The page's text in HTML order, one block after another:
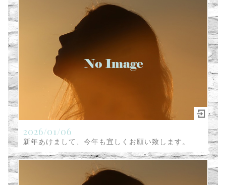
2026/01/06
新年あけまして、今年も宜しくお願い致します。